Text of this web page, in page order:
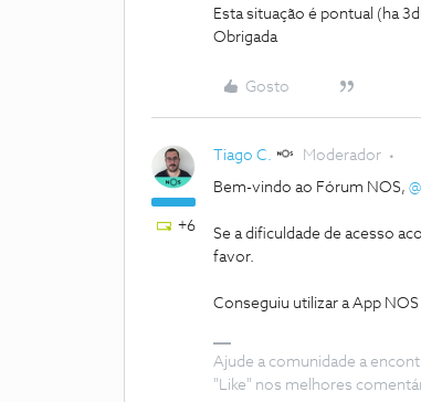
Esta situação é pontual (ha
Obrigada
Gosto
+6
Tiago C. Moderador
Bem-vindo ao Fórum NOS,
Se a dificuldade de acesso
favor.
Conseguiu utilizar a App NOS
Ajude a comunidade a
"Like" nos melhores